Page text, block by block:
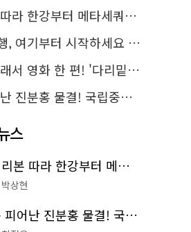
메타세쿼이아 숲길까지…서울둘레길 15코스
부터 시작하세요 '서울에디션25'
화 한 편! '다리밑 영화관' 무료 상영
물결! 국립중앙박물관 배롱나무 명소
스
주황색 리본 따라 한강부터 메타세쿼이아 숲길까지…서울둘레길 15코스
상현
폭염 속 피어난 진분홍 물결! 국립중앙박물관 배롱나무 명소